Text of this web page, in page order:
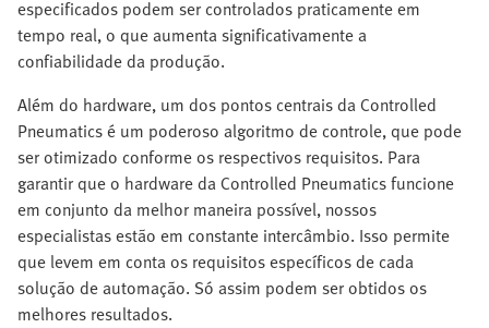
especificados podem ser controlados praticamente em
tempo real, o que aumenta significativamente a
confiabilidade da produção.
Além do hardware, um dos pontos centrais da Controlled
Pneumatics é um poderoso algoritmo de controle, que pode
ser otimizado conforme os respectivos requisitos. Para
garantir que o hardware da Controlled Pneumatics funcione
em conjunto da melhor maneira possível, nossos
especialistas estão em constante intercâmbio. Isso permite
que levem em conta os requisitos específicos de cada
solução de automação. Só assim podem ser obtidos os
melhores resultados.